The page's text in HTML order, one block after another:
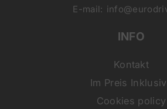
E-mail:
INFO
Kontakt
Im Preis
Cookies policy